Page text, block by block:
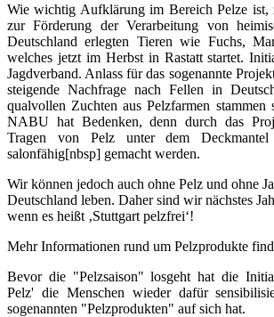
Wie wichtig Aufklärung im Bereich Pelze ist,
zur Förderung der Verarbeitung von
Deutschland erlegten Tieren wie Fuchs,
welches jetzt im Herbst in Rastatt startet.
Jagdverband. Anlass für das sogenannte
steigende Nachfrage nach Fellen in
qualvollen Zuchten aus Pelzfarmen
NABU hat Bedenken, denn durch das
Tragen von Pelz unter dem Deckmantel
salonfähig[nbsp] gemacht werden.
Wir können jedoch auch ohne Pelz und ohne
Deutschland leben. Daher sind wir nächstes
wenn es heißt ‚Stuttgart pelzfrei‘!
Mehr Informationen rund um Pelzprodukte
Bevor die "Pelzsaison" losgeht hat die
Pelz' die Menschen wieder dafür
sogenannten "Pelzprodukten" auf sich hat.